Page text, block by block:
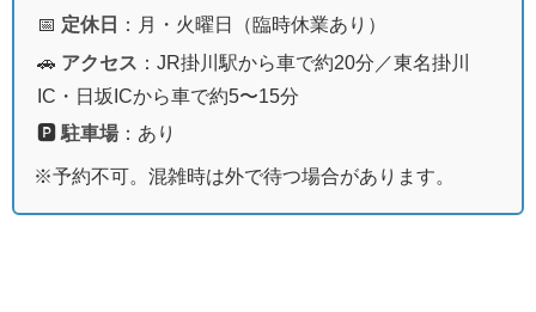
📅 定休日
：月・火曜日（臨時休業あり）
🚗 アクセス ：JR掛川駅から車で約20分／東名掛川
IC・日坂ICから車で約5〜15分
🅿️駐車場：あり
※予約不可。混雑時は外で待つ場合があります。